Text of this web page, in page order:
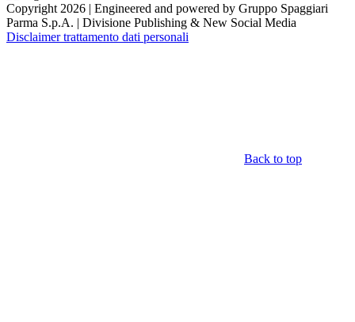
Copyright 2026 | Engineered and powered by Gruppo Spaggiari
Parma S.p.A. | Divisione Publishing & New Social Media
Disclaimer trattamento dati personali
Back to top